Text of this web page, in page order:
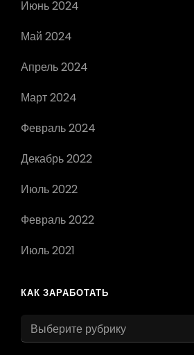
Июнь 2024
Май 2024
Апрель 2024
Март 2024
Февраль 2024
Декабрь 2022
Июль 2022
Февраль 2022
Июль 2021
КАК ЗАРАБОТАТЬ